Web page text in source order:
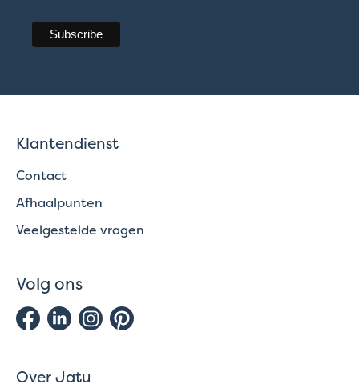
Klantendienst
Contact
Afhaalpunten
Veelgestelde vragen
Volg ons
Over Jatu